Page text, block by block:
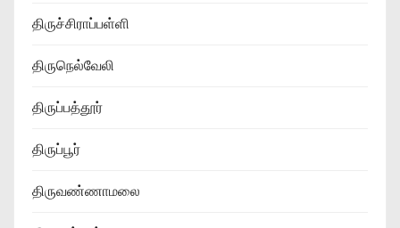
திருச்சிராப்பள்ளி
திருநெல்வேலி
திருப்பத்தூர்
திருப்பூர்
திருவண்ணாமலை